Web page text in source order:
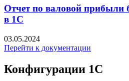
Отчет по валовой прибыли
в 1С
03.05.2024
Перейти к документации
Конфигурации 1С